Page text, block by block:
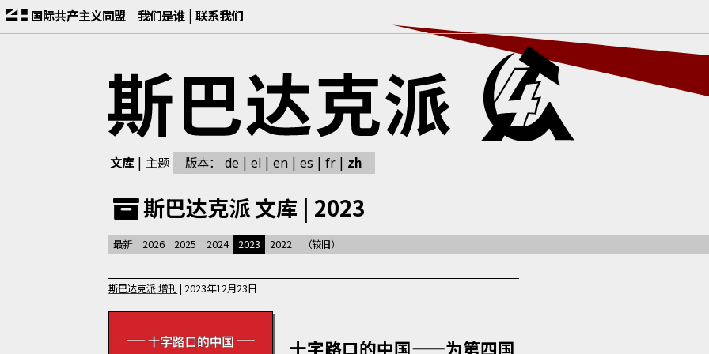
国际共产主义同盟 我们是谁 联系我们
文库 主题 版本： de el en es fr zh
斯巴达克派 文库 | 2023
最新 2026 2025 2024 2023 2022 （较旧）
斯巴达克派增刊 | 2023年12月23日
十字路口的中国——为第四国